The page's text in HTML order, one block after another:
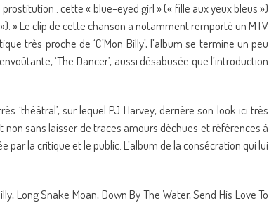
: cette « blue-eyed girl » (« fille aux yeux bleus »)
» Le clip de cette chanson a notamment remporté un MTV
très proche de ‘C’Mon Billy’, l’album se termine un peu
‘The Dancer’, aussi désabusée que l’introduction
‘théâtral’, sur lequel PJ Harvey, derrière son look ici très
sans laisser de traces amours déchues et références à
la critique et le public. L’album de la consécration qui lui
Long Snake Moan, Down By The Water, Send His Love To